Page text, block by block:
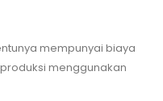
mempunyai biaya
menggunakan